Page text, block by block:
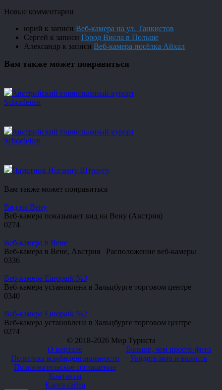
Новые комментарии
юрий к записи Веб-камера на ул. Танкистов
Сергей к записи Город Висла в Польше
Александр к записи Веб-камера посёлка Айхал
Вам также может понравиться
Австрийский горнолыжный курорт
Schonleiten
Австрийский горнолыжный курорт
Schonleiten
Памятник Иоганну Штраусу
Вам также может понравиться
Вид на Вену
Веб-камера показывает вид на Вену (Австрия)
0274
Веб-камера в Вене
Веб-камера в Вене, Австрия Расположение веб-камеры
0336
Веб-камера Europark №3
Веб-камера установлена в Зальцбурге торговом центре
0340
Веб-камера Europark №2
Веб-камера установлена в Зальцбурге торговом центре
0274
© 2018-2026 Мир Туриста
О портале
Политика конфиденциальности
Пользовательское соглашение
Контакты
Карта сайта
Больше, чем просто фото
Увидеть мир и выжить